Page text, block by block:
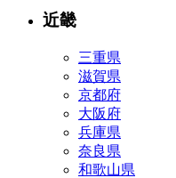
近畿
三重県
滋賀県
京都府
大阪府
兵庫県
奈良県
和歌山県